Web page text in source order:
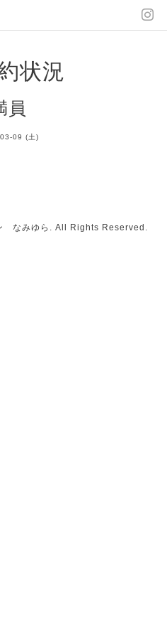
状況
員
09 (土)
なみゆら . All Rights Reserved.